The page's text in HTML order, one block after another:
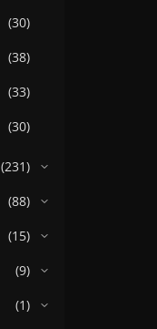
(30)
(38)
(33)
(30)
(231)
(88)
(15)
(9)
(1)